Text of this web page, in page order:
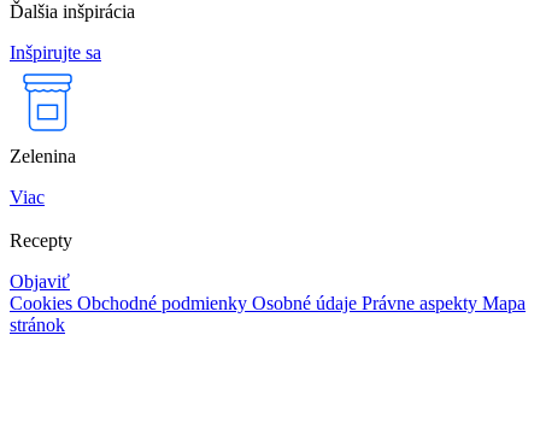
Ďalšia inšpirácia
Inšpirujte sa
Zelenina
Viac
Recepty
Objaviť
Cookies Obchodné podmienky Osobné údaje Právne aspekty Mapa
stránok